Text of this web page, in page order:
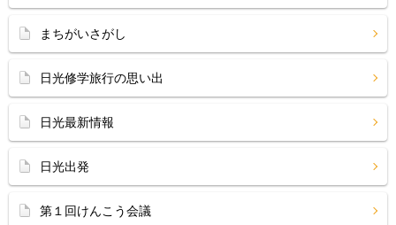
まちがいさがし
日光修学旅行の思い出
日光最新情報
日光出発
第１回けんこう会議